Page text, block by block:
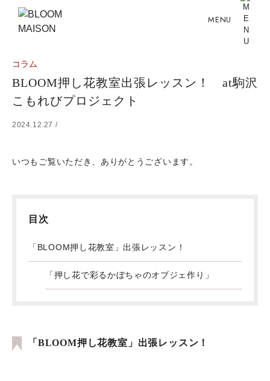
MENU
コラム
BLOOM押し花教室出張レッスン！ at駒沢
こもれびプロジェクト
2024.12.27 /
いつもご覧いただき、ありがとうございます。
目次
「BLOOM押し花教室」出張レッスン！
「押し花で彩るかぼちゃのオブジェ作り」
「BLOOM押し花教室」出張レッスン！